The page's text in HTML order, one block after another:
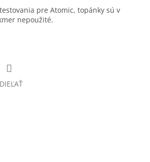
pre Atomic, topánky sú v
nepoužité.